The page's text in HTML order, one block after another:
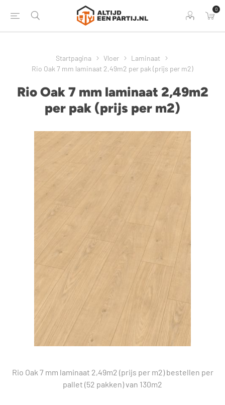
0
Startpagina Vloer
Laminaat
Rio Oak 7 mm laminaat 2,49m2 per pak (prijs per m2)
Rio Oak 7 mm laminaat 2,49m2
per pak (prijs per m2)
Rio Oak 7 mm laminaat 2,49m2 (prijs per m2) bestellen per
pallet (52 pakken) van 130m2